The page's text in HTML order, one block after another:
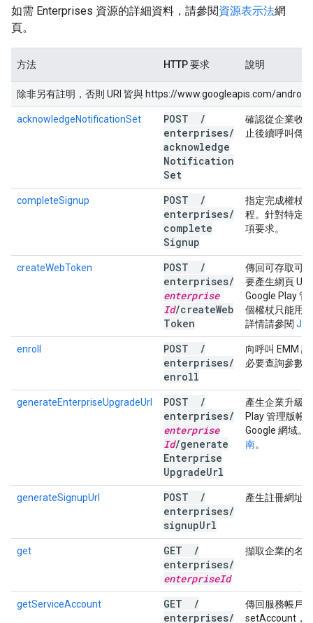
如需 Enterprises 資源的詳細資料，請參閱資源表示法網
頁。
方法 HTTP 要求 說明
除非另有註明，否則 URI 皆與 https://www.googleapis.com/
acknowledgeNotificationSet POST
/
enterprises/
acknowledge
Notification
Set
確認從企業收
止後續呼叫傳
completeSignup POST
/
enterprises/
complete
Signup
指定完成權杖
程。針對特定
項要求。
createWebToken POST
/
enterprises/
enterprise
Id/createWeb
Token
傳回可存取可
要產生網頁 UI
Google Play
個權杖只能用
詳情請參閱
enroll POST
/
enterprises/
enroll
向呼叫 EMM
必要查詢參數：
generateEnterpriseUpgradeUrl POST
/
enterprises/
enterprise
Id/generate
Enterprise
UpgradeUrl
產生企業升級
Play 管理版帳
Google 網域。
南。
generateSignupUrl POST
/
enterprises/
signupUrl
產生註冊網址。
get GET
/
enterprises/
enterpriseId
擷取企業的名
getServiceAccount GET
/
enterprises/
傳回服務帳戶
setAccount，